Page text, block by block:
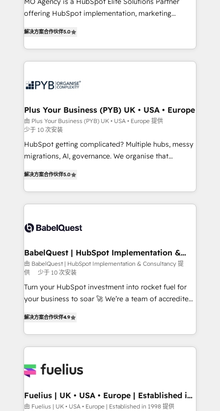
object setup, CMS builds, and full-funnel automation.
nurturing sequences. - Cross-hub setup across
Marketing, Sales, Operations, and Service Hubs. -
Ongoing optimization, managed support, and
powerful growth engine. Built to convert, scale, and
offering HubSpot implementation, marketing
paid media, content marketing, AEO and GEO (AI
search optimisation), and HubSpot Content Hub and
WordPress development. We work with enterprise
professional services, financial services and
Town, Dubai & London. 500+ HubSpot CRM
implementations delivered. AI visibility coverage
across ChatGPT, Claude, Perplexity, Gemini and
Google AI Overviews. HubSpot Impact Award -
Customer First HubSpot Impact Award - Integrations
Migration Excellence HubSpot Impact Award -
Platform Excellence 40+ full-time HubSpot
professionals. 100s of certifications and
解决方案合作伙伴5.0
Plus Your Business (PYB) UK • USA • Europe
由 Plus Your Business (PYB) UK • USA • Europe 提供
少于 10 次安装
HubSpot getting complicated? Multiple hubs, messy
migrations, AI, governance. We organise that
Welcome to our Profile! We help with: • CRM
implementation, reports, workflows, and team
training • CRM migration from Salesforce, Pipedrive,
custom API integrations • AI governance for
Boutique 'Elite' team of 12 • 150+ clients across Sales
Hub, Marketing Hub, Service Hub, Data Hub and
CMS • ISO/IEC 27001:2022, ISO 9001:2015, and ISO
42001:2023 certified - the AI management standard •
GuardHub: our AI governance framework, built on
'𝗖𝗼𝗻𝘁𝗮𝗰𝘁 𝗯𝘂𝘀𝗶𝗻𝗲𝘀𝘀' button to get in touch (𝘸𝘦'𝘳𝘦
𝘴𝘶𝘱𝘦𝘳 𝘳𝘦𝘴𝘱𝘰𝘯𝘴𝘪𝘷𝘦)
解决方案合作伙伴5.0
BabelQuest | HubSpot Implementation &
Consultancy
由 BabelQuest | HubSpot Implementation & Consultancy 提
供
少于 10 次安装
Turn your HubSpot investment into rocket fuel for
your business to soar 🚀 We’re a team of accredited
implement the platform into complex business
environments, optimise what you've got and make
sure you can actually use it, build your website in
for you and execute it on HubSpot. We are on the
framework, meaning we've been accredited by
HubSpot and vetted by the CCS, which means we
解决方案合作伙伴4.9
Fuelius | UK • USA • Europe | Established in
1998
由 Fuelius | UK • USA • Europe | Established in 1998 提供